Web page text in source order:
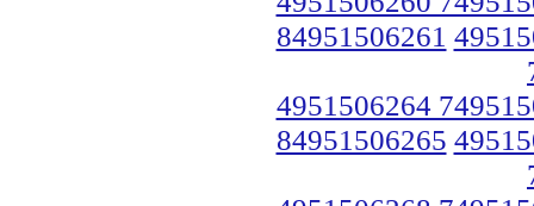
84951506261
4951506264
84951506265